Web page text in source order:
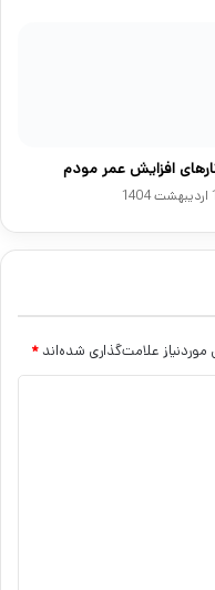
افزایش عمر مودم
علامت‌گذاری شده‌اند *